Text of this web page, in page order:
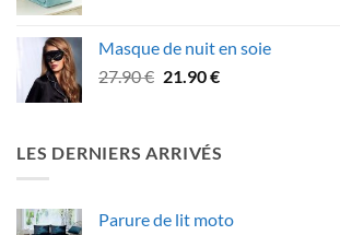
32.90 €
Masque de nuit en soie
27.90€ Le
était :
27.90 €.
21.90€Le
est :
21.90 €.
LES DERNIERS ARRIVÉS
Parure de lit moto